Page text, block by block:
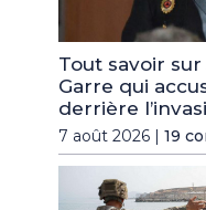
Tout savoir sur
Garre qui
derrière
7 août 2026 | 19